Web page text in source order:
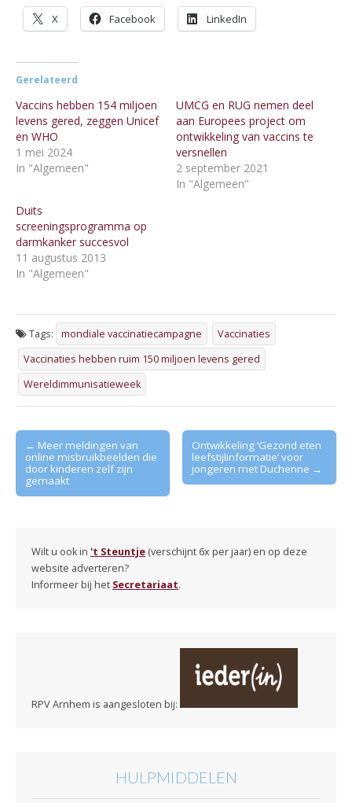
X Facebook LinkedIn
Gerelateerd
Vaccins hebben 154 miljoen
levens gered, zeggen Unicef
en WHO
1 mei 2024
In "Algemeen"
UMCG en RUG nemen deel
aan Europees project om
ontwikkeling van vaccins te
versnellen
2 september 2021
In "Algemeen"
Duits
screeningsprogramma op
darmkanker succesvol
11 augustus 2013
In "Algemeen"
Tags: mondiale vaccinatiecampagne
Vaccinaties
Vaccinaties hebben ruim 150 miljoen levens gered
Wereldimmunisatieweek
Post
navigation
← Meer meldingen van
online misbruikbeelden die
door kinderen zelf zijn
gemaakt
Ontwikkeling ‘Gezond eten
leefstijlinformatie’ voor
jongeren met Duchenne →
Wilt u ook in 't Steuntje (verschijnt 6x per jaar) en op deze
website adverteren?
Informeer bij het Secretariaat.
RPV Arnhem is aangesloten bij:
HULPMIDDELEN